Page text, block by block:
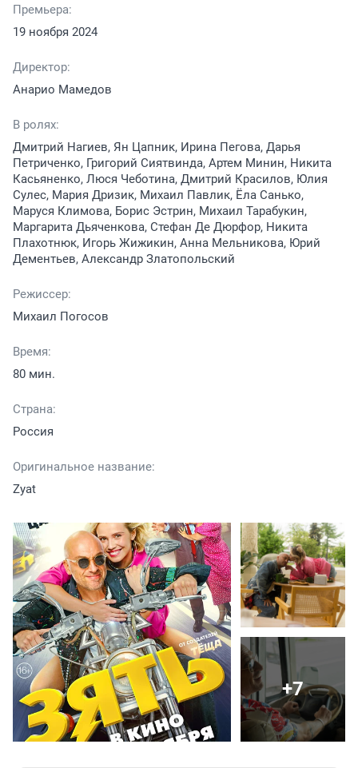
Премьера:
19 ноября 2024
Директор:
Анарио Мамедов
В ролях:
Дмитрий Нагиев, Ян Цапник, Ирина Пегова, Дарья
Петриченко, Григорий Сиятвинда, Артем Минин, Никита
Касьяненко, Люся Чеботина, Дмитрий Красилов, Юлия
Сулес, Мария Дризик, Михаил Павлик, Ёла Санько,
Маруся Климова, Борис Эстрин, Михаил Тарабукин,
Маргарита Дьяченкова, Стефан Де Дюрфор, Никита
Плахотнюк, Игорь Жижикин, Анна Мельникова, Юрий
Дементьев, Александр Златопольский
Режиссер:
Михаил Погосов
Время:
80 мин.
Страна:
Россия
Оригинальное название:
Zyat
+7